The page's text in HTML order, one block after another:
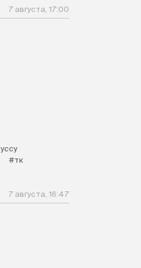
7 августа, 17:00
#тк
7 августа, 16:47